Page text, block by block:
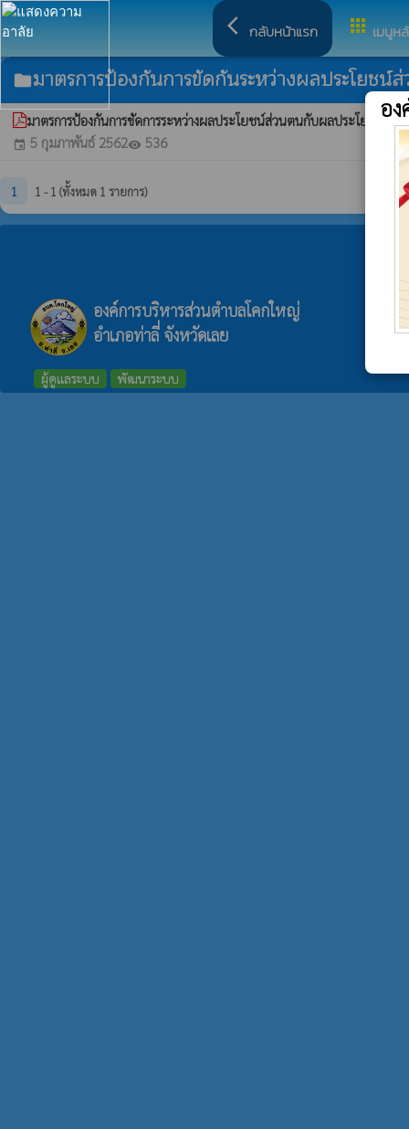
arrow_back_ios กลับหน้าแรก apps เมนูห
folderมาตรการป้องกันการขัดกันระหว่างผลประโยช
มาตรการป้องกันการขัดการระหว่างผลประโยชน์ส่วนตนกับผลประโยชน์ส่ว
event 5 กุมภาพันธ์ 2562visibility 536
1 1 - 1 (ทั้งหมด 1 รายการ)
องค์การบริหารส่วนตำบลโคกใหญ่
อำเภอท่าลี่ จังหวัดเลย
ผู้ดูแลระบบ พัฒนาระบบ
อ